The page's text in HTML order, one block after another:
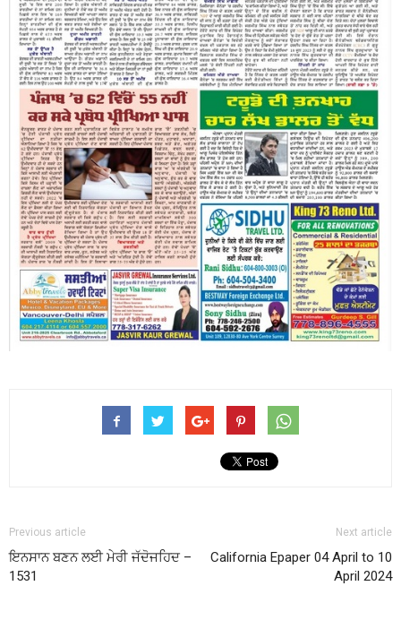
Previous article
ਇਨਸਾਨ ਬਣਨ ਲਈ ਮੇਰੀ ਜੱਦੋਜਹਿਦ –
1531
Next article
California Epaper 04 April to 10
April 2024